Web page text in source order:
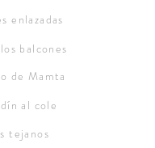
enlazadas
balcones
de Mamta
al cole
tejanos